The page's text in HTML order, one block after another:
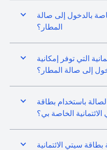
بالدخول إلى صالة
المطار؟
التي توفر إمكانية
إلى صالة المطار؟
باستخدام بطاقة
الخاصة بي؟
سيتي الائتمانية